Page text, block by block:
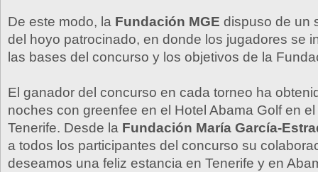
De este modo, la Fundación MGE dispuso de un
del hoyo patrocinado, en donde los jugadores se
las bases del concurso y los objetivos de la
El ganador del concurso en cada torneo ha
noches con greenfee en el Hotel Abama Golf en
Tenerife. Desde la Fundación María García-
a todos los participantes del concurso su
deseamos una feliz estancia en Tenerife y en